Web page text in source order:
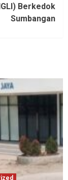
Berkedok
Sumbangan